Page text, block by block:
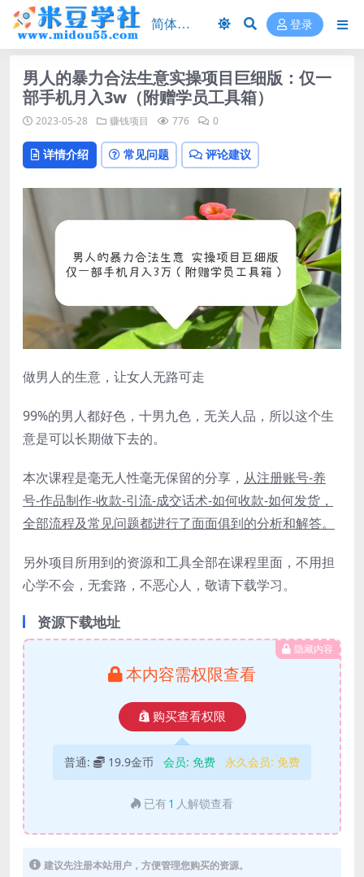
登录
男人的暴力合法生意实操项目巨细版：仅一
部手机月入3w（附赠学员工具箱）
2023-05-28 赚钱项目 776 0
详情介绍 常见问题 评论建议
做男人的生意，让女人无路可走
99%的男人都好色，十男九色，无关人品，所以这个生
意是可以长期做下去的。
本次课程是毫无人性毫无保留的分享， 从注册账号-养
号-作品制作-收款-引流-成交话术-如何收款-如何发货，
全部流程及常见问题都进行了面面俱到的分析和解答。
另外项目所用到的资源和工具全部在课程里面，不用担
心学不会，无套路，不恶心人，敬请下载学习。
资源下载地址
隐藏内容
本内容需权限查看
购买查看权限
普通: 19.9金币 会员: 免费 永久会员: 免费
已有 1 人解锁查看
建议先注册本站用户，方便管理您购买的资源。